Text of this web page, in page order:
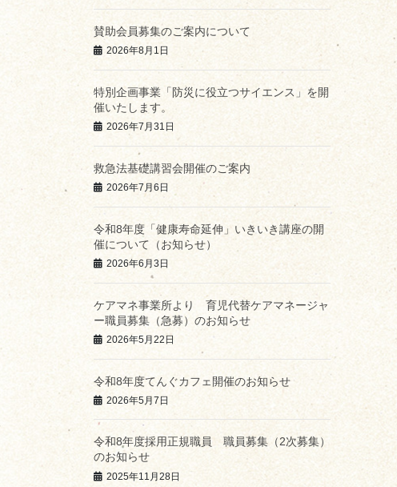
賛助会員募集のご案内について
2026年8月1日
特別企画事業「防災に役立つサイエンス」を開
催いたします。
2026年7月31日
救急法基礎講習会開催のご案内
2026年7月6日
令和8年度「健康寿命延伸」いきいき講座の開
催について（お知らせ）
2026年6月3日
ケアマネ事業所より 育児代替ケアマネージャ
ー職員募集（急募）のお知らせ
2026年5月22日
令和8年度てんぐカフェ開催のお知らせ
2026年5月7日
令和8年度採用正規職員 職員募集（2次募集）
のお知らせ
2025年11月28日